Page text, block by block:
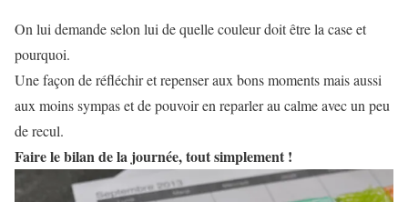
On lui demande selon lui de quelle couleur doit être la case et
pourquoi.
Une façon de réfléchir et repenser aux bons moments mais aussi
aux moins sympas et de pouvoir en reparler au calme avec un peu
de recul.
Faire le bilan de la journée, tout simplement !